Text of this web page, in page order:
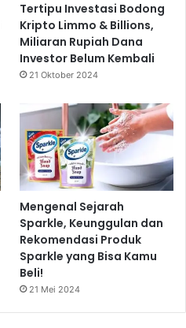
Tertipu Investasi Bodong
Kripto Limmo & Billions,
Miliaran Rupiah Dana
Investor Belum Kembali
21 Oktober 2024
Mengenal Sejarah
Sparkle, Keunggulan dan
Rekomendasi Produk
Sparkle yang Bisa Kamu
Beli!
21 Mei 2024